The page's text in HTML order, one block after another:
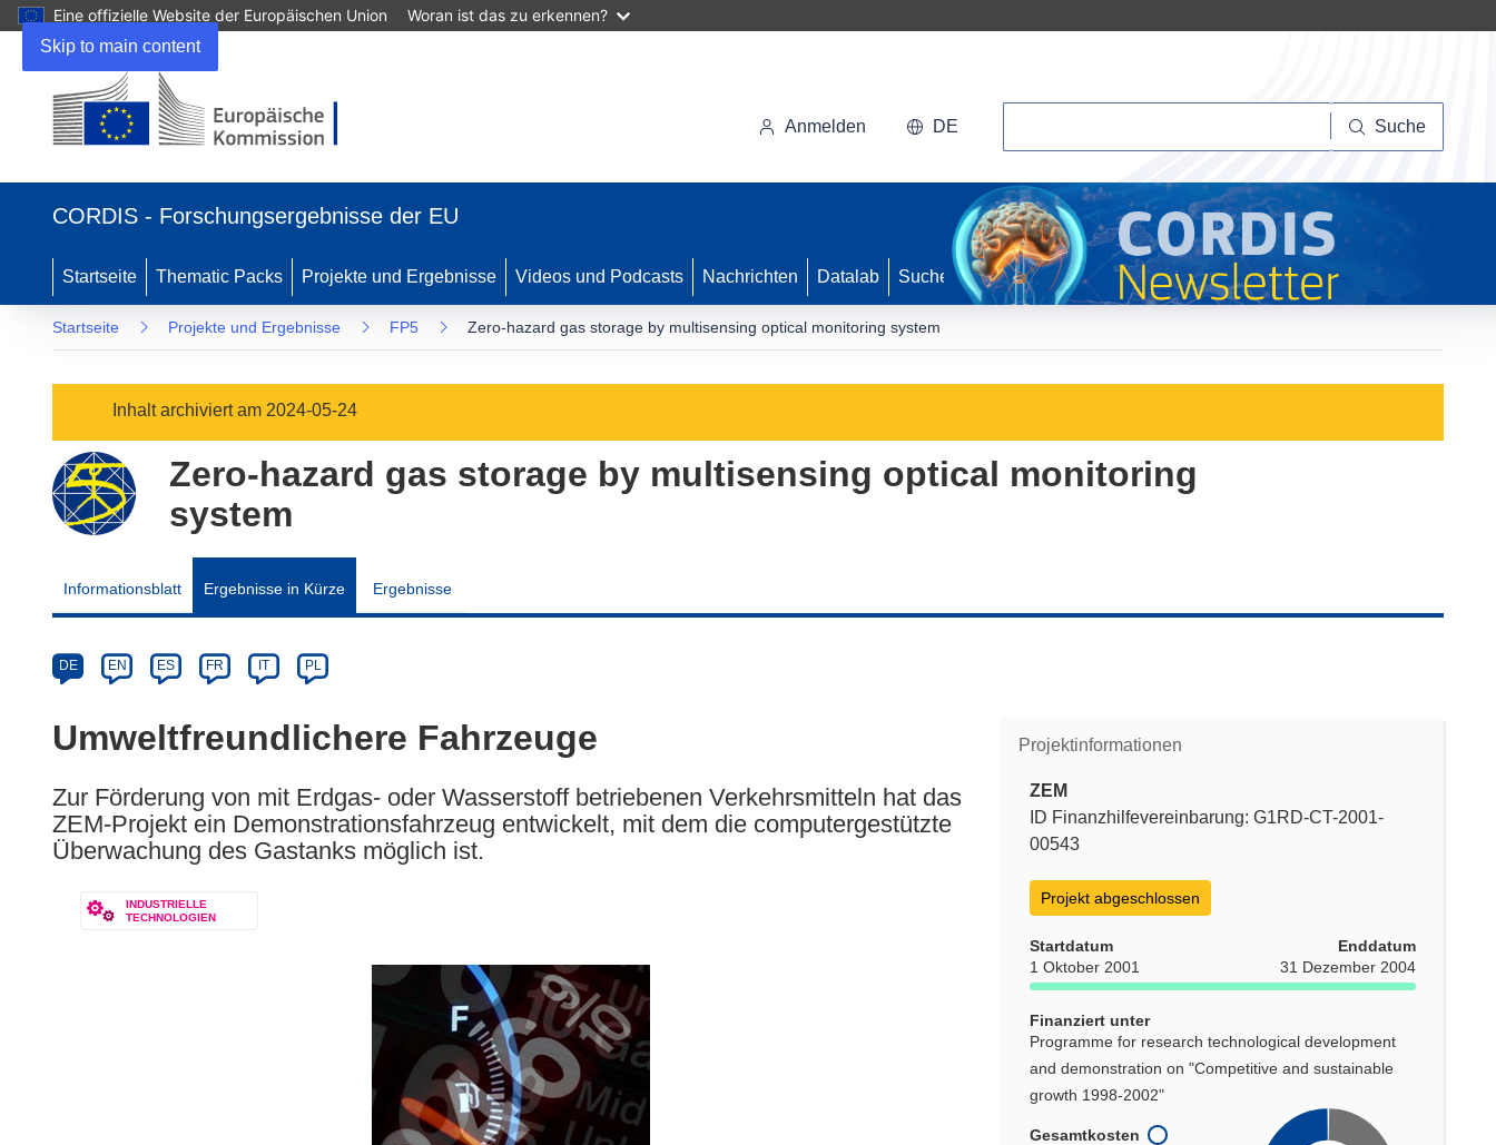
Skip to main content
Eine offizielle Website der Europäischen Union Woran ist das zu erkennen?
neuem
Anmelden DE Suche
CORDIS - Forschungsergebnisse der EU
Startseite Thematic Packs Projekte und Ergebnisse Videos und Podcasts Nachrichten Datalab Suche
Startseite Projekte und Ergebnisse FP5 Zero-hazard gas storage by multisensing optical monitoring system
Inhalt archiviert am 2024-05-24
Zero-hazard gas storage by multisensing optical monitoring
system
Informationsblatt Ergebnisse in Kürze Ergebnisse
Category
Article
available
the
languages:
DE EN ES FR IT PL
Umweltfreundlichere Fahrzeuge
Zur Förderung von mit Erdgas- oder Wasserstoff betriebenen Verkehrsmitteln hat das
ZEM-Projekt ein Demonstrationsfahrzeug entwickelt, mit dem die computergestützte
Überwachung des Gastanks möglich ist.
INDUSTRIELLE
TECHNOLOGIEN
Projektinformationen
ZEM
ID Finanzhilfevereinbarung: G1RD-CT-2001-
00543
Projekt abgeschlossen
Startdatum
1 Oktober 2001
Enddatum
31 Dezember 2004
Finanziert unter
Programme for research technological development
and demonstration on "Competitive and sustainable
growth 1998-2002"
Gesamtkosten